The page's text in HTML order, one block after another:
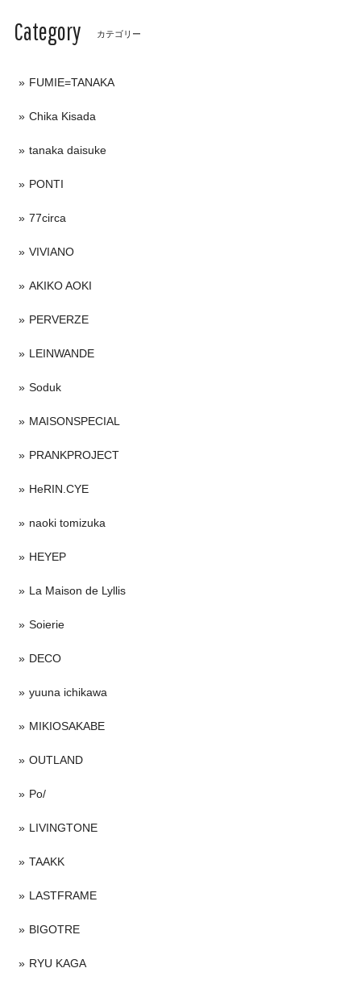
Category カテゴリー
FUMIE=TANAKA
Chika Kisada
tanaka daisuke
PONTI
77circa
VIVIANO
AKIKO AOKI
PERVERZE
LEINWANDE
Soduk
MAISONSPECIAL
PRANKPROJECT
HeRIN.CYE
naoki tomizuka
HEYEP
La Maison de Lyllis
Soierie
DECO
yuuna ichikawa
MIKIOSAKABE
OUTLAND
Po/
LIVINGTONE
TAAKK
LASTFRAME
BIGOTRE
RYU KAGA